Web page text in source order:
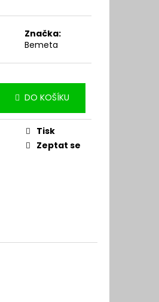
Značka:
Bemeta
DO KOŠÍKU
Tisk
Zeptat se